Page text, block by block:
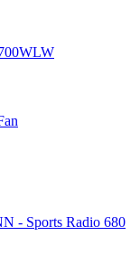
- Sports Radio 680